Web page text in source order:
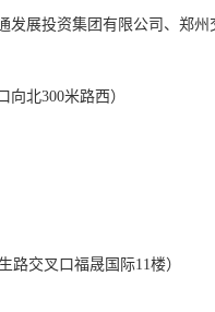
展投资集团有限公司、郑
向北300米路西）
路交叉口福晟国际11楼）